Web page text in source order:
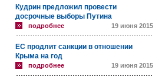
Кудрин предложил провести
досрочные выборы Путина
подробнее 19 июня 2015
ЕС продлит санкции в отношении
Крыма на год
подробнее 19 июня 2015